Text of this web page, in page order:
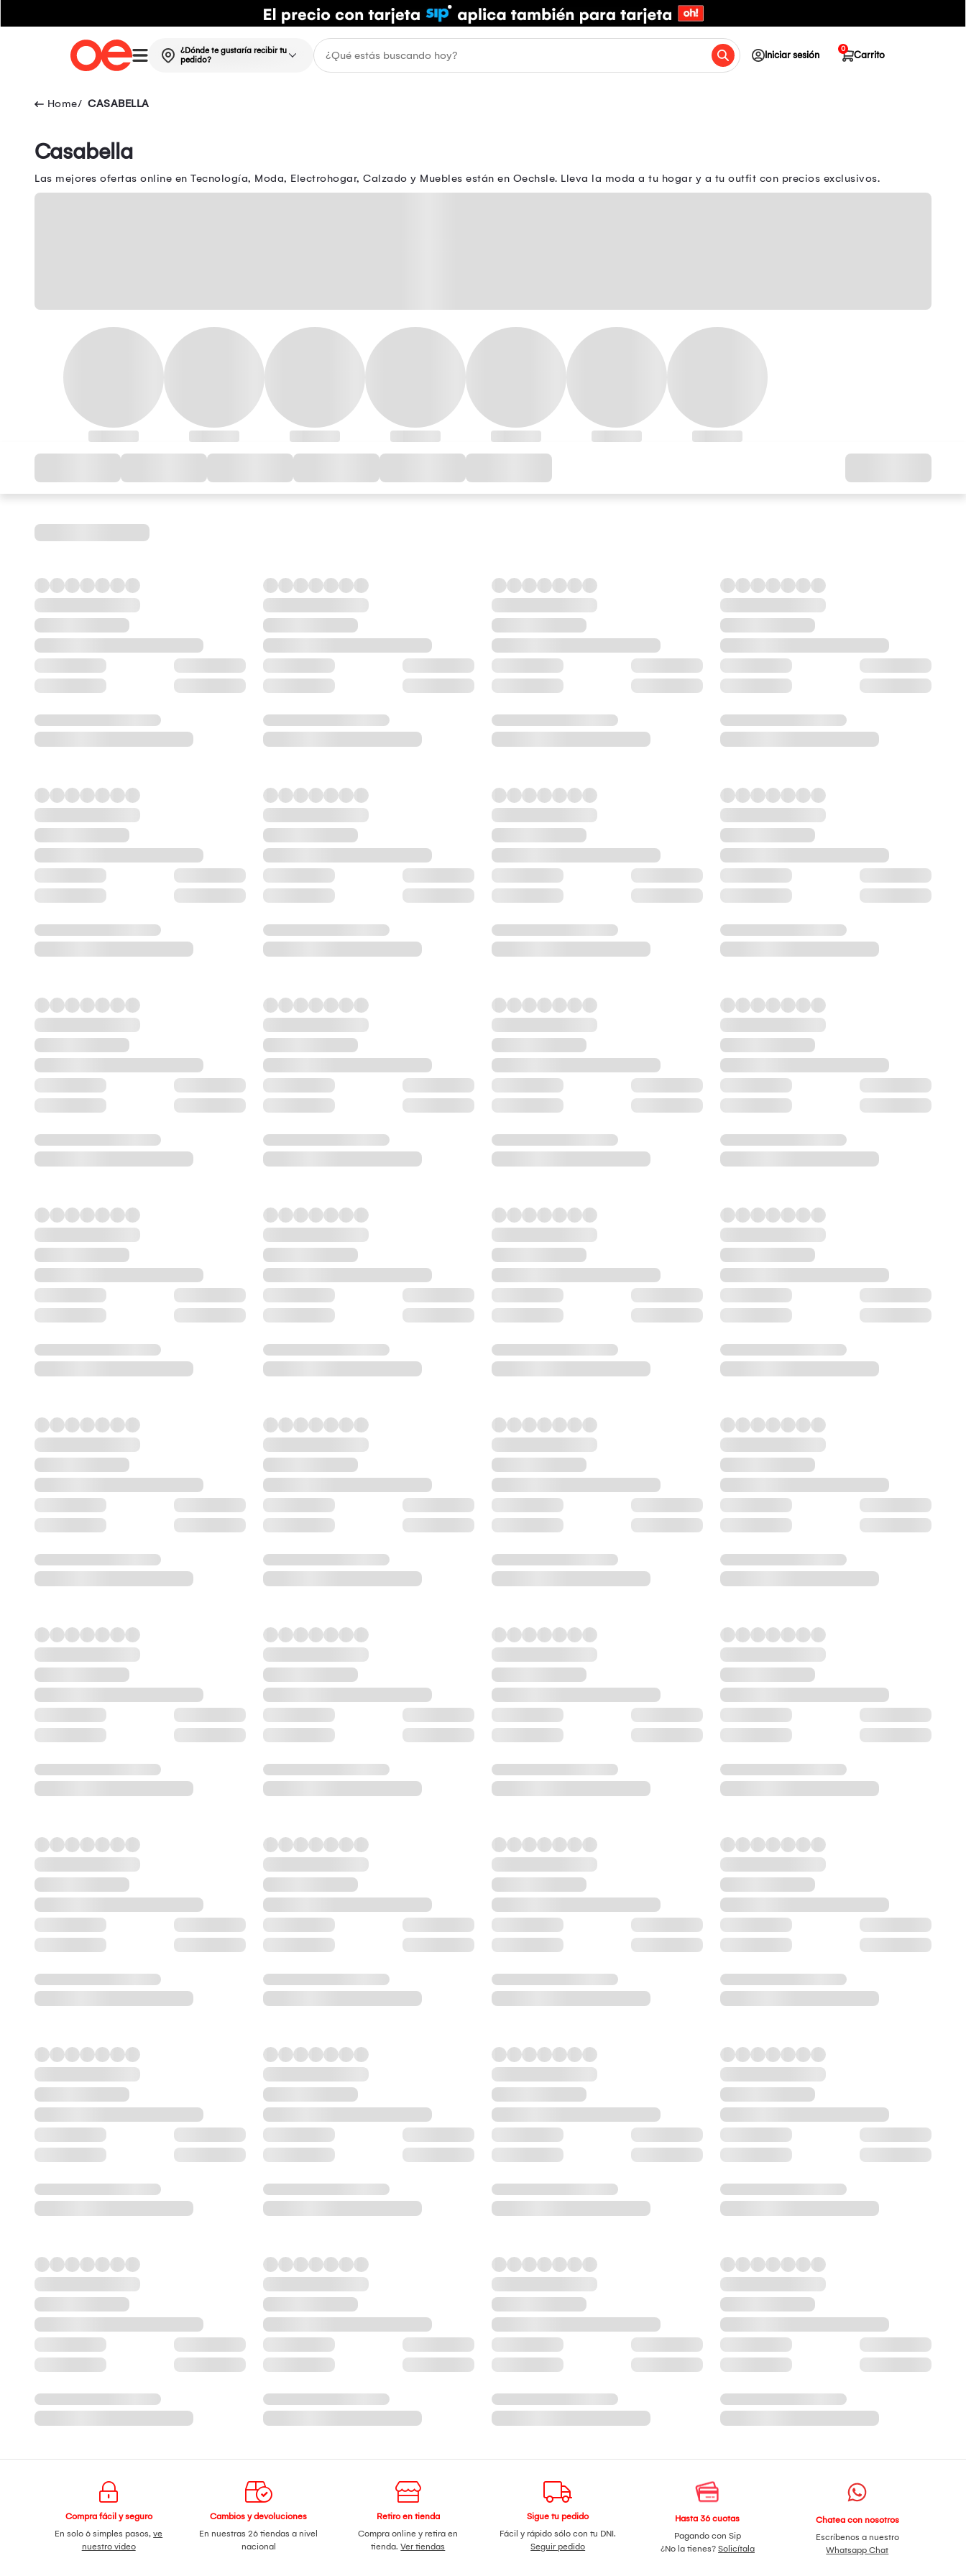
¿Dónde te gustaría recibir tu
pedido?
Iniciar sesión Carrito
0
CASABELLA
Casabella
Las mejores ofertas online en Tecnología, Moda, Electrohogar, Calzado y Muebles están en Oechsle. Lleva la moda a tu hogar y a tu outfit con precios exclusivos.
Compra fácil y seguro
En solo 6 simples pasos,ve
nuestro video
Cambios y devoluciones
En nuestras 26 tiendas a nivel
nacional
Retiro en tienda
Compra online y retira en
tienda.Ver tiendas
Sigue tu pedido
Fácil y rápido sólo con tu DNI.
Seguir pedido
Hasta 36 cuotas
Pagando con Sip
¿No la tienes? Solicítala
Chatea con nosotros
Escríbenos a nuestro
Whatsapp Chat